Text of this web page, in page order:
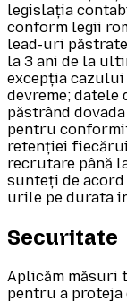
legislația
conform legii
lead-uri
la 3 ani de la
excepția
devreme; datele
păstrând
pentru
retenției
recrutare până
sunteți de acord
urile pe durata
Securitate
Aplicăm măsuri
pentru a proteja